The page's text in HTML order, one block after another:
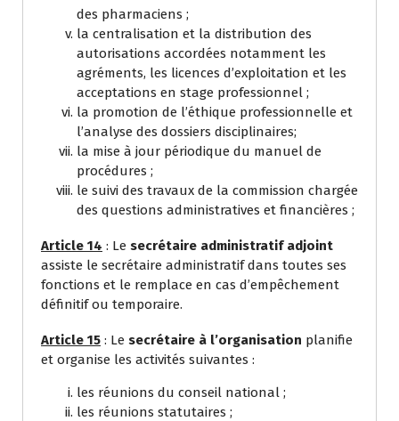
des pharmaciens ;
la centralisation et la distribution des
autorisations accordées notamment les
agréments, les licences d’exploitation et les
acceptations en stage professionnel ;
la promotion de l’éthique professionnelle et
l’analyse des dossiers disciplinaires;
la mise à jour périodique du manuel de
procédures ;
le suivi des travaux de la commission chargée
des questions administratives et financières ;
Article 14 : Le secrétaire administratif adjoint
assiste le secrétaire administratif dans toutes ses
fonctions et le remplace en cas d’empêchement
définitif ou temporaire.
Article 15 : Le secrétaire à l’organisation planifie
et organise les activités suivantes :
les réunions du conseil national ;
les réunions statutaires ;